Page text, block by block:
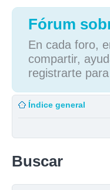
Fórum
En cada foro,
compartir,
registrarte
Índice general
Buscar